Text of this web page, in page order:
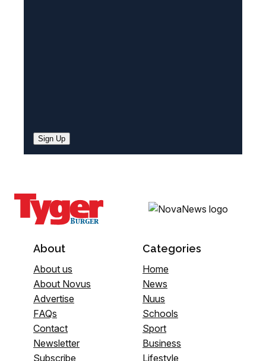
Sign Up
About
About us
About Novus
Advertise
FAQs
Contact
Newsletter
Subscribe
Categories
Home
News
Nuus
Schools
Sport
Business
Lifestyle